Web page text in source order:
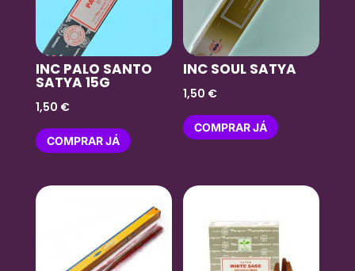
INC PALO SANTO
SATYA 15G
1,50 €
COMPRAR JÁ
INC SOUL SATYA
1,50 €
COMPRAR JÁ